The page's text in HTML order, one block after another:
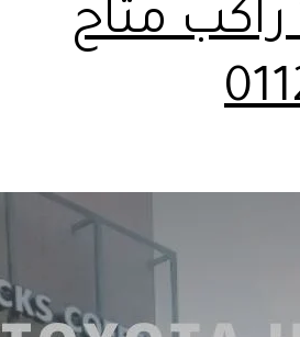
ايجار ليموزين 14 راكب متاح